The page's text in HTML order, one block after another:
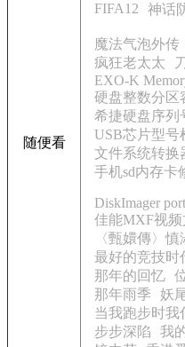
随便看
FIFA12
神话
魔法气泡外传
疯狂老太太
EXO-K
硬盘整数分区
希捷硬盘序列
USB芯片型号
文件系统转换
手机sd内存卡
DiskImager
佳能MXF视频
〈甄嬛傳〉慎
最好的竞技时
那年的回忆
那年雨季
妖
当我跑步时我
步步深陷
我